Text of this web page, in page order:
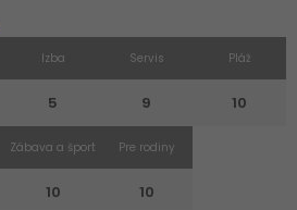
Izba
5
Servis
9
Pláž
10
Zábava a šport
10
Pre rodiny
10